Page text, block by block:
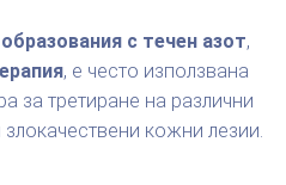
с течен азот,
, е често използвана
за третиране на различни
кожни лезии.